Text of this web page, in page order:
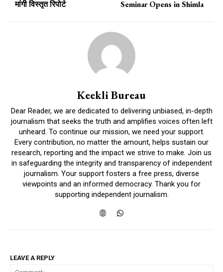
मांगी विस्तृत रिपोर्ट
Seminar Opens in Shimla
Keekli Bureau
Dear Reader, we are dedicated to delivering unbiased, in-depth
journalism that seeks the truth and amplifies voices often left
unheard. To continue our mission, we need your support.
Every contribution, no matter the amount, helps sustain our
research, reporting and the impact we strive to make. Join us
in safeguarding the integrity and transparency of independent
journalism. Your support fosters a free press, diverse
viewpoints and an informed democracy. Thank you for
supporting independent journalism.
LEAVE A REPLY